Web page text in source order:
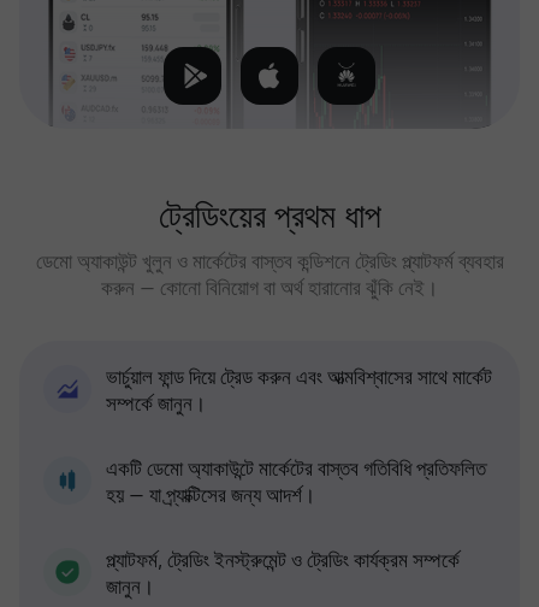
ট্রেডিংয়ের প্রথম ধাপ
ডেমো অ্যাকাউন্ট খুলুন ও মার্কেটের বাস্তব কন্ডিশনে ট্রেডিং প্ল্যাটফর্ম ব্যবহার
করুন — কোনো বিনিয়োগ বা অর্থ হারানোর ঝুঁকি নেই।
ভার্চুয়াল ফান্ড দিয়ে ট্রেড করুন এবং আত্মবিশ্বাসের সাথে মার্কেট
সম্পর্কে জানুন।
একটি ডেমো অ্যাকাউন্টে মার্কেটের বাস্তব গতিবিধি প্রতিফলিত
হয় — যা প্র্যাক্টিসের জন্য আদর্শ।
প্ল্যাটফর্ম, ট্রেডিং ইনস্ট্রুমেন্ট ও ট্রেডিং কার্যক্রম সম্পর্কে
জানুন।